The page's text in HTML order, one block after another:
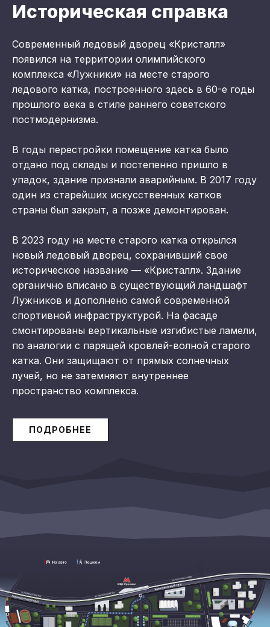
Историческая справка
Современный ледовый дворец «Кристалл»
появился на территории олимпийского
комплекса «Лужники» на месте старого
ледового катка, построенного здесь в 60-е годы
прошлого века в стиле раннего советского
постмодернизма.
В годы перестройки помещение катка было
отдано под склады и постепенно пришло в
упадок, здание признали аварийным. В 2017 году
один из старейших искусственных катков
страны был закрыт, а позже демонтирован.
В 2023 году на месте старого катка открылся
новый ледовый дворец, сохранивший свое
историческое название — «Кристалл». Здание
органично вписано в существующий ландшафт
Лужников и дополнено самой современной
спортивной инфраструктурой. На фасаде
смонтированы вертикальные изгибистые ламели,
по аналогии с парящей кровлей-волной старого
катка. Они защищают от прямых солнечных
лучей, но не затемняют внутреннее
пространство комплекса.
ПОДРОБНЕЕ